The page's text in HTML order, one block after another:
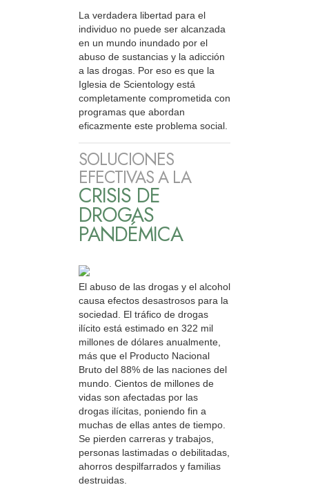
La verdadera libertad para el
individuo no puede ser alcanzada
en un mundo inundado por el
abuso de sustancias y la adicción
a las drogas. Por eso es que la
Iglesia de Scientology está
completamente comprometida con
programas que abordan
eficazmente este problema social.
SOLUCIONES
EFECTIVAS A LA
CRISIS DE
DROGAS
PANDÉMICA
El abuso de las drogas y el alcohol
causa efectos desastrosos para la
sociedad. El tráfico de drogas
ilícito está estimado en 322 mil
millones de dólares anualmente,
más que el Producto Nacional
Bruto del 88% de las naciones del
mundo. Cientos de millones de
vidas son afectadas por las
drogas ilícitas, poniendo fin a
muchas de ellas antes de tiempo.
Se pierden carreras y trabajos,
personas lastimadas o debilitadas,
ahorros despilfarrados y familias
destruidas.